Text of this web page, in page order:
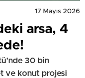
17 Mayıs 2026
arsa, 4
30 bin
ve konut projesi